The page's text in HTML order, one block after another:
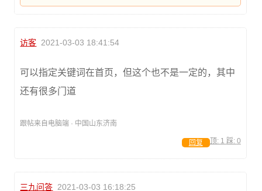
访客 2021-03-03 18:41:54
可以指定关键词在首页，但这个也不是一定的，其中
还有很多门道
跟帖来自电脑端 · 中国山东济南
顶: 1 踩: 0
回复
三九问答 2021-03-03 16:18:25